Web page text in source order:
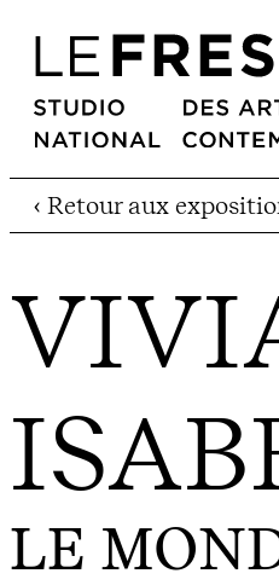
‹ Retour aux
LE